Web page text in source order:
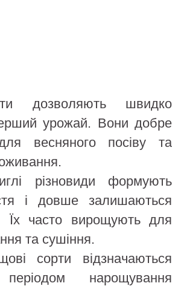
дозволяють швидко
урожай. Вони добре
весняного посіву та
різновиди формують
і довше залишаються
Їх часто вирощують для
та сушіння.
сорти відзначаються
нарощування